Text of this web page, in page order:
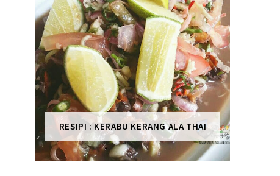
RESIPI : KERABU KERANG ALA THAI